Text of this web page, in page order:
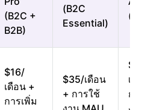
(B2C +
B2B)
(B2C
Essential)
$16/
เดือน +
การเพิ่ม
$35/เดือน
+ การใช้
เดื
กา